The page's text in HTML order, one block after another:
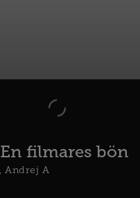
filmares bön
Andrej A